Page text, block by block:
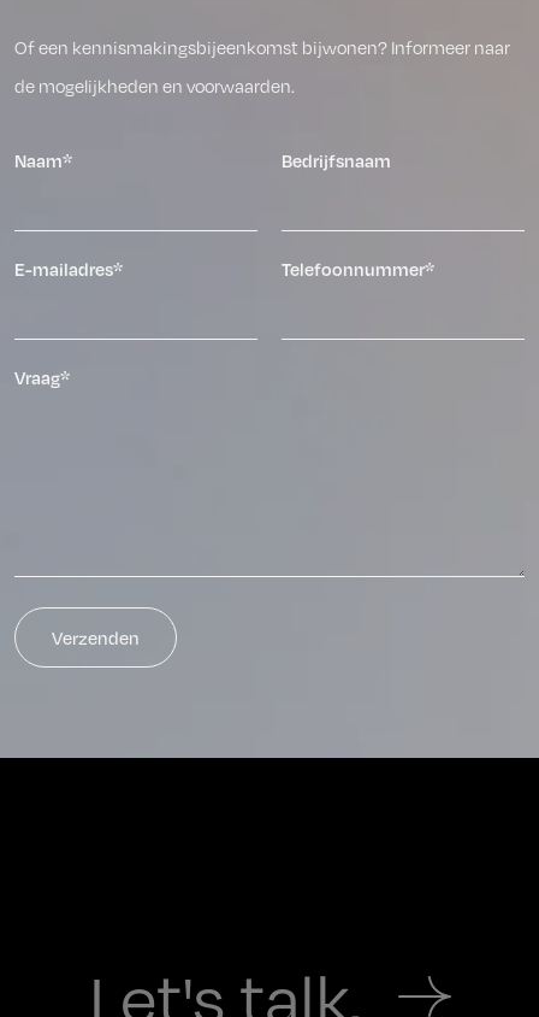
Of een kennismakingsbijeenkomst bijwonen? Informeer naar
de mogelijkheden en voorwaarden.
Naam* Bedrijfsnaam
E-mailadres* Telefoonnummer*
Vraag*
Let's talk.